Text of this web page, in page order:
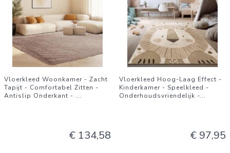
Vloerkleed Woonkamer - Zacht
Tapijt - Comfortabel Zitten -
Antislip Onderkant - ...
€ 134,58
Vloerkleed Hoog-Laag Effect -
Kinderkamer - Speelkleed -
Onderhoudsvriendelijk -...
€ 97,95